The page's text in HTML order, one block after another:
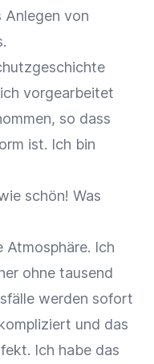
Anlegen von
vorgearbeitet
so dass
ist. Ich bin
schön! Was
Atmosphäre. Ich
ohne tausend
werden sofort
und das
Ich habe das